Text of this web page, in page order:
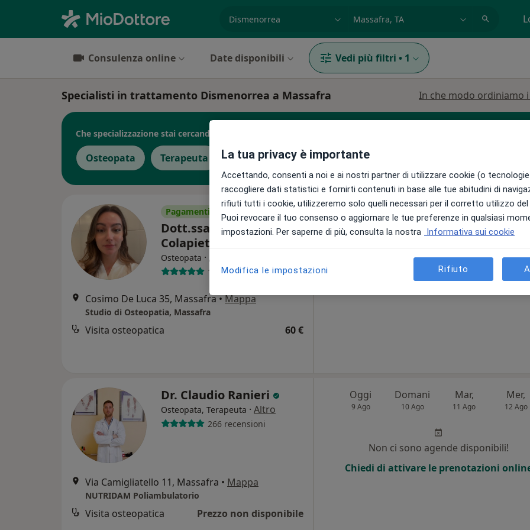
Consulenza online Date disponibili Vedi più filtri • 1
Specialisti in trattamento Dismenorrea a Massafra In che modo ordiniamo
Che specializzazione stai cercando?
Osteopata Terapeuta
Pagamenti online
Dott.ssa Mariangela
Colapietro
Osteopata · Altro
13 recensioni
Cosimo De Luca 35, Massafra•Mappa
Studio di Osteopatia, Massafra
Visita osteopatica 60 €
Oggi
9 Ago
Domani
10 Ago
Mar,
11 Ago 12 Ago
Non ci sono agende disponibili!
Chiedi di attivare le prenotazioni
Dr. Claudio Ranieri
Osteopata, Terapeuta · Altro
266 recensioni
Via Camigliatello 11, Massafra • Mappa
NUTRIDAM Poliambulatorio
Visita osteopatica Prezzo non disponibile
Oggi
9 Ago
Domani
10 Ago
Mar,
11 Ago
Mer,
12 Ago
Non ci sono agende disponibili!
Chiedi di attivare le prenotazioni
La tua privacy è importante
Accettando, consenti a noi e ai nostri partner di utilizzare cookie (o
raccogliere dati statistici e fornirti contenuti in base alle tue abitudini di
rifiuti tutti i cookie, utilizzeremo solo quelli necessari per il corretto utilizzo
Puoi revocare il tuo consenso o aggiornare le tue preferenze in qualsiasi
impostazioni. Per saperne di più, consulta la nostra Informativa sui cookie
Modifica le impostazioni Rifiuto